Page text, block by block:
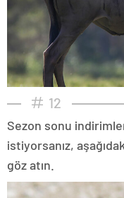
12
Sezon sonu
istiyorsanız,
göz atın.